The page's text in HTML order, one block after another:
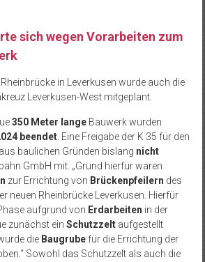
sich wegen Vorarbeiten zum
in Leverkusen wurde auch die
Leverkusen-West mitgeplant.
350 Meter langeBauwerk wurden
beendet. Eine Freigabe der K 35 für den
baulichen Gründen bislang nicht
GmbH mit. „Grund hierfür waren
zur Errichtung von Brückenpfeilern des
neuen Rheinbrücke Leverkusen. Hierfür
aufgrund von Erdarbeiten in der
zunächst ein Schutzzeltaufgestellt
die Baugrubefür die Errichtung der
Sowohl das Schutzzelt als auch die